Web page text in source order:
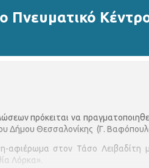
Πνευματικό
πρόκειται να
Δήμου Θεσσαλονίκης (Γ.
αφιέρωμα στον Τάσο Λειβαδίτη
Λόρκα».